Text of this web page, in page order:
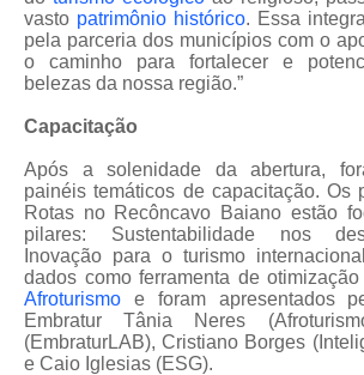
vasto patrimônio histórico. Essa
pela parceria dos municípios com o
o caminho para fortalecer e
belezas da nossa região.”
Capacitação
Após a solenidade da abertura,
painéis temáticos de capacitação. Os
Rotas no Recôncavo Baiano estão
pilares: Sustentabilidade nos
Inovação para o turismo
dados como ferramenta de
Afroturismo e foram apresentados
Embratur Tânia Neres
(EmbraturLAB), Cristiano Borges
e Caio Iglesias (ESG).